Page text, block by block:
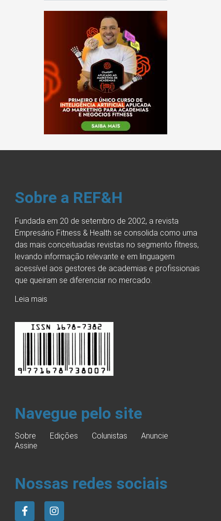
Sobre a REF&H
Fundada em 20 de setembro de 2002, a revista
Empresário Fitness & Health se consolida como uma
das mais conceituadas revistas no segmento fitness,
levando informação relevante e em linguagem
acessível aos gestores de academias e profissionais
que queiram se diferenciar no mercado.
Leia mais
Navegue pelo site
Sobre Edições Colunistas
Anuncie
Assine
Nossas redes sociais